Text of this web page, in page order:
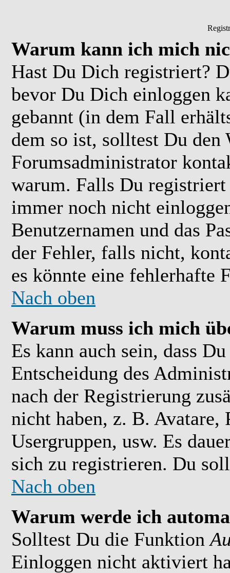
Warum kann ich mich
Hast Du Dich registriert?
bevor Du Dich einloggen
gebannt (in dem Fall
dem so ist, solltest Du den
Forumsadministrator
warum. Falls Du
immer noch nicht
Benutzernamen und das
der Fehler, falls nicht,
es könnte eine fehlerhafte
Nach oben
Warum muss ich mich
Es kann auch sein, dass
Entscheidung des
nach der Registrierung
nicht haben, z. B.
Usergruppen, usw. Es
sich zu registrieren. Du
Nach oben
Warum werde ich
Solltest Du die Funktion
Einloggen nicht aktiviert